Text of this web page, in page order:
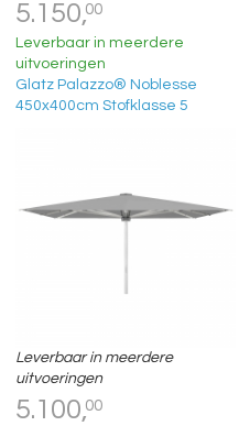
5.150,00
Leverbaar in meerdere
uitvoeringen
Glatz Palazzo® Noblesse
450x400cm Stofklasse 5
Leverbaar in meerdere
uitvoeringen
5.100,00